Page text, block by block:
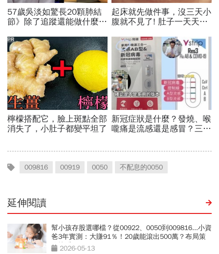
009816 00919 0050 不配息的0050
延伸閱讀
幫小孩存股選哪檔？從00922、0050到009816...小資
爸3年實測：大賺91％！20歲能滾出500萬？布局策
略快看
2026-05-13